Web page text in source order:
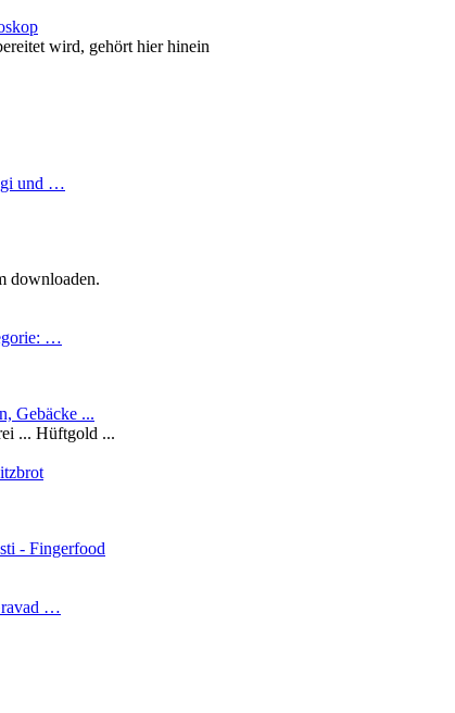
wird, gehört hier hinein
und …
downloaden.
…
Gebäcke ...
... Hüftgold ...
- Fingerfood
…